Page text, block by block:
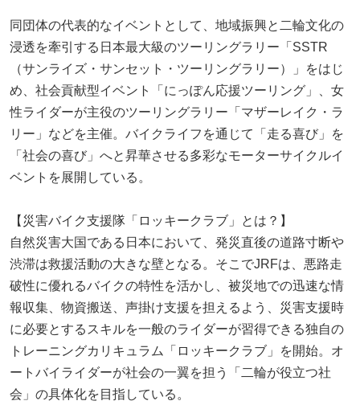
同団体の代表的なイベントとして、地域振興と二輪文化の
浸透を牽引する日本最大級のツーリングラリー「SSTR
（サンライズ・サンセット・ツーリングラリー）」をはじ
め、社会貢献型イベント「にっぽん応援ツーリング」、女
性ライダーが主役のツーリングラリー「マザーレイク・ラ
リー」などを主催。バイクライフを通じて「走る喜び」を
「社会の喜び」へと昇華させる多彩なモーターサイクルイ
ベントを展開している。
【災害バイク支援隊「ロッキークラブ」とは？】
自然災害大国である日本において、発災直後の道路寸断や
渋滞は救援活動の大きな壁となる。そこでJRFは、悪路走
破性に優れるバイクの特性を活かし、被災地での迅速な情
報収集、物資搬送、声掛け支援を担えるよう、災害支援時
に必要とするスキルを一般のライダーが習得できる独自の
トレーニングカリキュラム「ロッキークラブ」を開始。オ
ートバイライダーが社会の一翼を担う「二輪が役立つ社
会」の具体化を目指している。